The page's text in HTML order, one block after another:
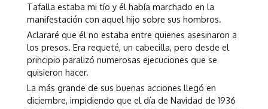
Tafalla estaba mi tío y él había marchado en la
manifestación con aquel hijo sobre sus hombros.
Aclararé que él no estaba entre quienes asesinaron a
los presos. Era requeté, un cabecilla, pero desde el
principio paralizó numerosas ejecuciones que se
quisieron hacer.
La más grande de sus buenas acciones llegó en
diciembre, impidiendo que el día de Navidad de 1936